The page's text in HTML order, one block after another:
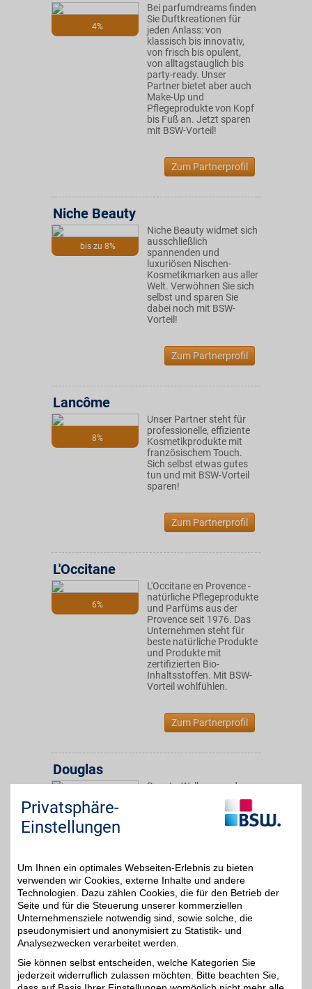
4%
Bei parfumdreams finden
Sie Duftkreationen für
jeden Anlass: von
klassisch bis innovativ,
von frisch bis opulent,
von alltagstauglich bis
party-ready. Unser
Partner bietet aber auch
Make-Up und
Pflegeprodukte von Kopf
bis Fuß an. Jetzt sparen
mit BSW-Vorteil!
Zum Partnerprofil
bis zu 8%
Niche Beauty
Niche Beauty widmet sich
ausschließlich
spannenden und
luxuriösen Nischen-
Kosmetikmarken aus aller
Welt. Verwöhnen Sie sich
selbst und sparen Sie
dabei noch mit BSW-
Vorteil!
Zum Partnerprofil
8%
Lancôme
Unser Partner steht für
professionelle, effiziente
Kosmetikprodukte mit
französischem Touch.
Sich selbst etwas gutes
tun und mit BSW-Vorteil
sparen!
Zum Partnerprofil
6%
L'Occitane
L'Occitane en Provence -
natürliche Pflegeprodukte
und Parfüms aus der
Provence seit 1976. Das
Unternehmen steht für
beste natürliche Produkte
und Produkte mit
zertifizierten Bio-
Inhaltsstoffen. Mit BSW-
Vorteil wohlfühlen.
Zum Partnerprofil
bis zu 8%
Douglas
Beauty, Wellness und
starke Marken - Die
die Sinne durch eine
besondere Vielfalt
hochwertiger Produkte!
Zum Partnerprofil
Beautywelt
Hier findet man immer die
Privatsphäre-
Einstellungen
Um Ihnen ein optimales Webseiten-Erlebnis zu bieten
verwenden wir Cookies, externe Inhalte und andere
Technologien. Dazu zählen Cookies, die für den Betrieb der
Seite und für die Steuerung unserer kommerziellen
Unternehmensziele notwendig sind, sowie solche, die
pseudonymisiert und anonymisiert zu Statistik- und
Analysezwecken verarbeitet werden.
Sie können selbst entscheiden, welche Kategorien Sie
jederzeit widerruflich zulassen möchten. Bitte beachten Sie,